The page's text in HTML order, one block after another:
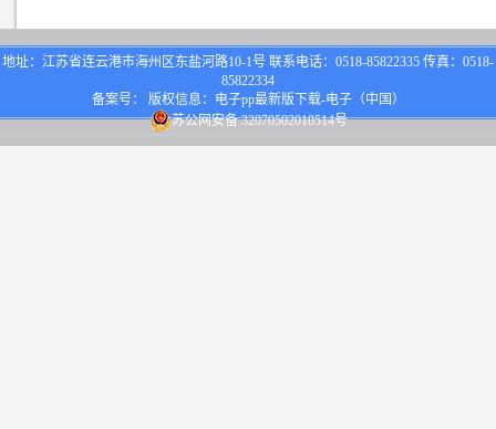
地址：江苏省连云港市海州区东盐河路10-1号 联系电话：0518-85822335 传真：0518-
85822334
备案号： 版权信息：电子pp最新版下载-电子（中国）
苏公网安备 32070502010514号